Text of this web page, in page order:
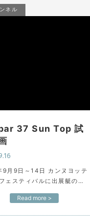
ネル
37 Sun Top 試
月9日～14日 カンヌヨッテ
ェスティバルに出展艇の
。エンジンはマーキュリー
Read more >